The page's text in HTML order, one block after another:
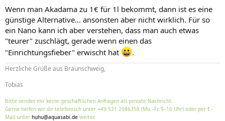
Wenn man Akadama zu 1€ für 1l bekommt, dann ist es eine
günstige Alternative... ansonsten aber nicht wirklich. Für so
ein Nano kann ich aber verstehen, dass man auch etwas
"teurer" zuschlägt, gerade wenn einen das
"Einrichtungsfieber" erwischt hat
.
Herzliche Grüße aus Braunschweig,
Tobias
Bitte sendet mir keine geschäftlichen Anfragen als private Nachricht.
Gerne helfen wir dir telefonisch unter +49 531 2086358 (Mo.–Fr. 9–16 Uhr) oder per E-
Mail unter huhu@aquasabi.de weiter.